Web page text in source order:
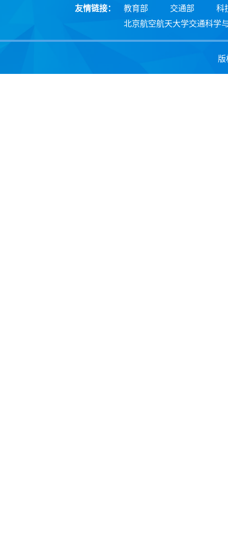
友情链接： 教育部 交通部
科
北京航空航天大学交通科学
版